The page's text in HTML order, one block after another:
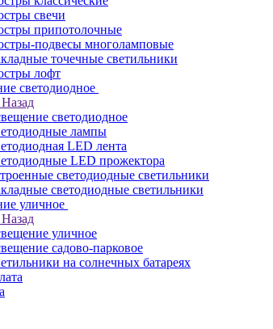
свечи
припотолочные
подвесы многоламповые
точечные светильники
лофт
светодиодное
Назад
светодиодное
лампы
LED лента
LED прожектора
светодиодные светильники
светодиодные светильники
уличное
Назад
уличное
садово-парковое
на солнечных батареях